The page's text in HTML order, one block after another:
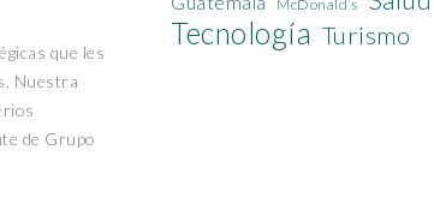
que les
Nuestra
de Grupo
McDonald’s
Tecnología Turismo